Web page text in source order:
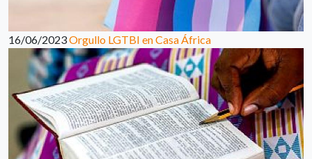
16/06/2023Orgullo LGTBI en Casa África